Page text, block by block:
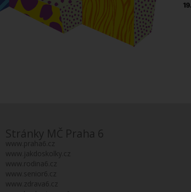
Stránky MČ Praha 6
www.praha6.cz
www.jakdoskolky.cz
www.rodina6.cz
www.senior6.cz
www.zdrava6.cz